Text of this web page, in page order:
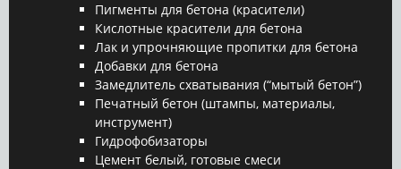
Пигменты для бетона (красители)
Кислотные красители для бетона
Лак и упрочняющие пропитки для бетона
Добавки для бетона
Замедлитель схватывания (“мытый бетон”)
Печатный бетон (штампы, материалы,
инструмент)
Гидрофобизаторы
Цемент белый, готовые смеси